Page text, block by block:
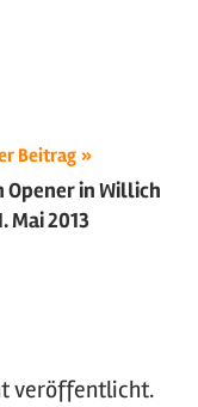
Beitrag
Opener in Willich
Mai 2013
veröffentlicht.